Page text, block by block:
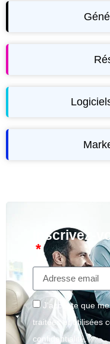
Inscrivez-
J'accepte que
traitées et utilisées
confidentialité.